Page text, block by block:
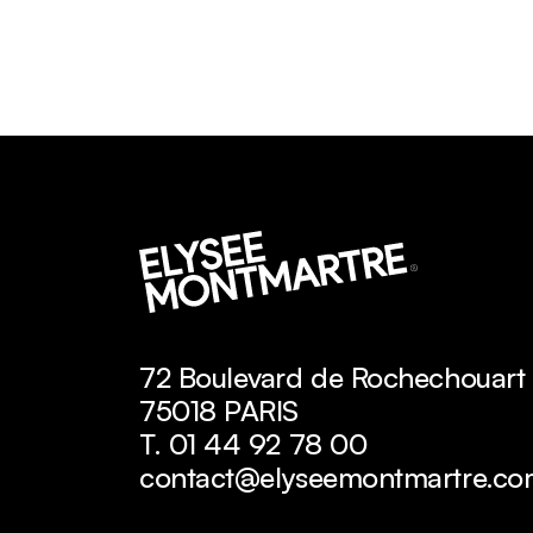
72 Boulevard de Rochechouart
75018 PARIS
T. 01 44 92 78 00